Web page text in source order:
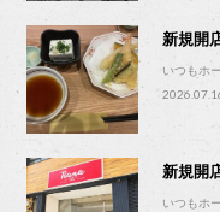
新規開
いつもホ
新規開
いつもホ